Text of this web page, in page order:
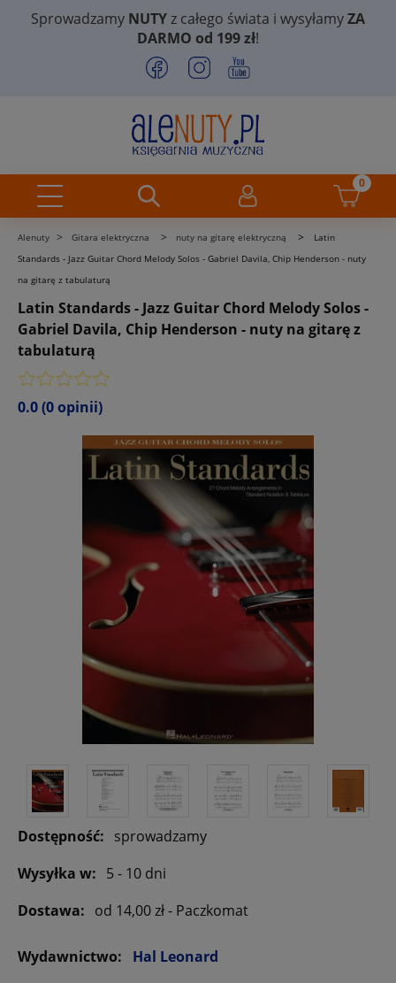
Sprowadzamy NUTYz całego świata i wysyłamyZA
DARMO od 199 zł!
Alenuty > Gitara elektryczna > nuty na gitarę elektryczną >
Latin
Standards - Jazz Guitar Chord Melody Solos - Gabriel Davila, Chip Henderson - nuty
na gitarę z tabulaturą
Latin Standards - Jazz Guitar Chord Melody Solos -
Gabriel Davila, Chip Henderson - nuty na gitarę z
tabulaturą
0.0(0 opinii)
Dostępność: sprowadzamy
Wysyłka w: 5 - 10 dni
Dostawa: od 14,00 zł- Paczkomat
Wydawnictwo:
Hal Leonard